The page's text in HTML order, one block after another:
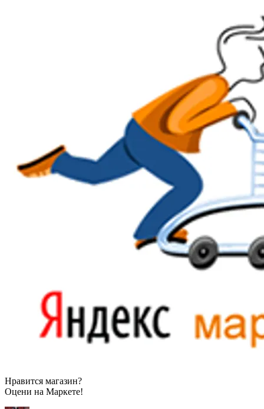
Нравится магазин?
Оцени на Маркете!